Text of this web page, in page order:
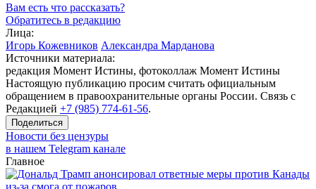
Вам есть что рассказать?
Обратитесь в редакцию
Лица:
Игорь Кожевников Александра Марданова
Источники материала:
редакция Момент Истины, фотоколлаж Момент Истины
Настоящую публикацию просим считать официальным
обращением в правоохранительные органы России. Связь с
Редакцией +7 (985) 774-61-56.
Поделиться
Новости без цензуры
в нашем Telegram канале
Главное